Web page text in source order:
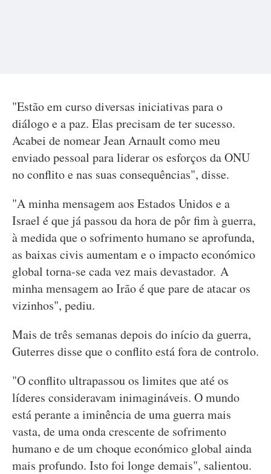
"Estão em curso diversas iniciativas para o
diálogo e a paz. Elas precisam de ter sucesso.
Acabei de nomear Jean Arnault como meu
enviado pessoal para liderar os esforços da ONU
no conflito e nas suas consequências", disse.
"A minha mensagem aos Estados Unidos e a
Israel é que já passou da hora de pôr fim à guerra,
à medida que o sofrimento humano se aprofunda,
as baixas civis aumentam e o impacto económico
global torna-se cada vez mais devastador. A
minha mensagem ao Irão é que pare de atacar os
vizinhos", pediu.
Mais de três semanas depois do início da guerra,
Guterres disse que o conflito está fora de controlo.
"O conflito ultrapassou os limites que até os
líderes consideravam inimagináveis. O mundo
está perante a iminência de uma guerra mais
vasta, de uma onda crescente de sofrimento
humano e de um choque económico global ainda
mais profundo. Isto foi longe demais", salientou.